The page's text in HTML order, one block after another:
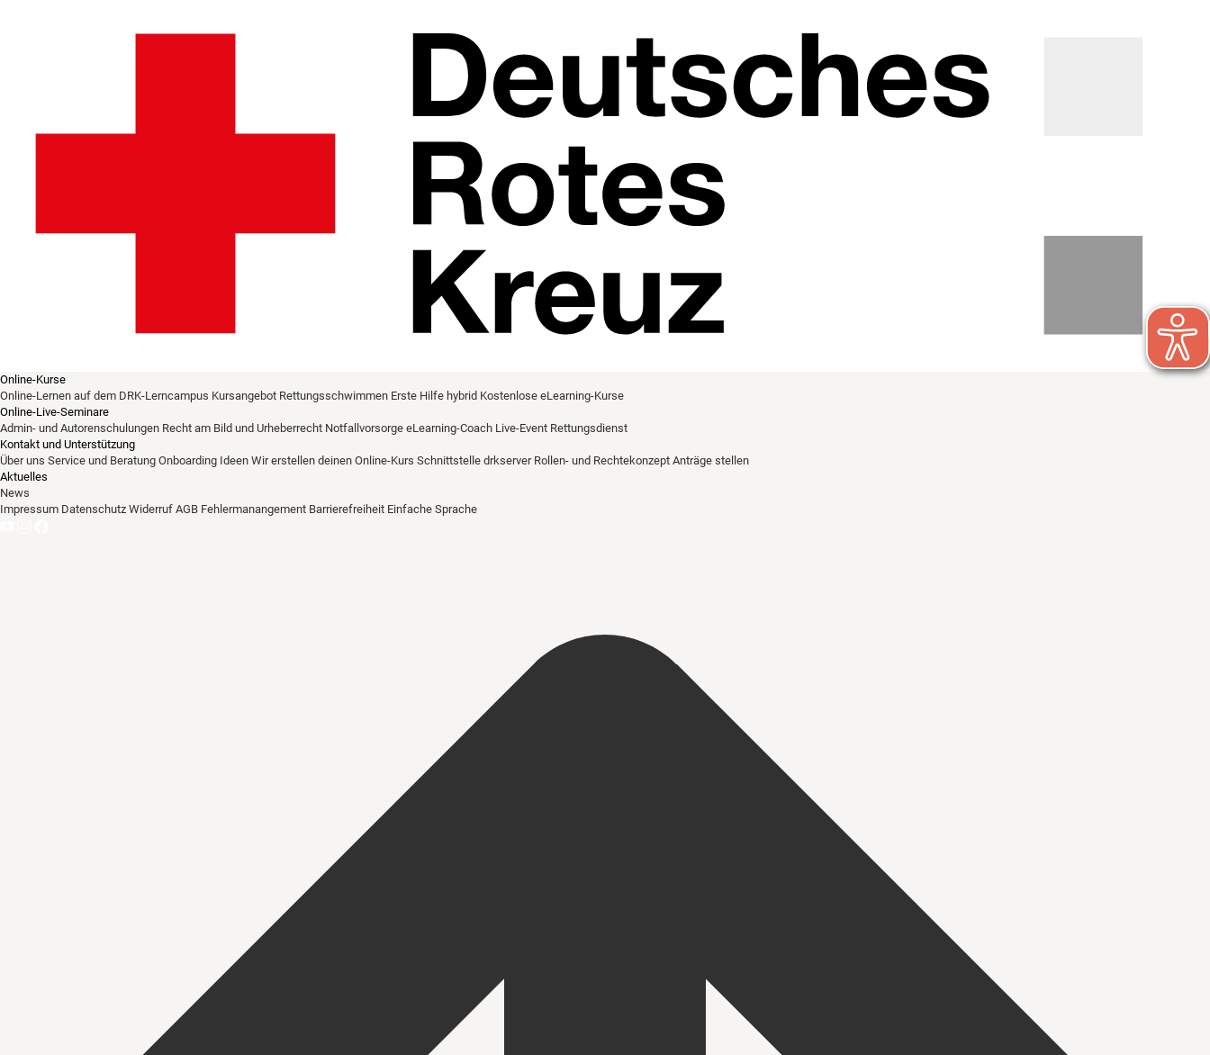
Online-Kurse
Online-Lernen auf dem DRK-Lerncampus Kursangebot Rettungsschwimmen Erste Hilfe hybrid Kostenlose eLearning-Kurse
Online-Live-Seminare
Admin- und Autorenschulungen Recht am Bild und Urheberrecht Notfallvorsorge eLearning-Coach Live-Event Rettungsdienst
Kontakt und Unterstützung
Über uns Service und Beratung Onboarding Ideen Wir erstellen deinen Online-Kurs Schnittstelle drkserver Rollen- und Rechtekonzept Anträge stellen
Aktuelles
News
Impressum Datenschutz Widerruf AGB Fehlermanangement Barrierefreiheit Einfache Sprache